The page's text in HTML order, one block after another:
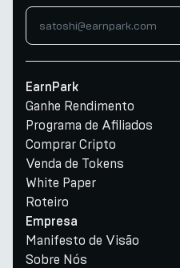
EarnPark
Ganhe Rendimento
Programa de Afiliados
Comprar Cripto
Venda de Tokens
White Paper
Roteiro
Empresa
Manifesto de Visão
Sobre Nós